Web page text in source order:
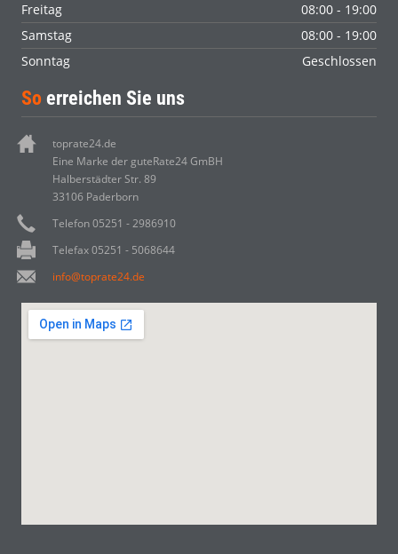
Freitag
08:00 - 19:00
Samstag
08:00 - 19:00
Sonntag
Geschlossen
So erreichen Sie uns
toprate24.de
Eine Marke der guteRate24 GmBH
Halberstädter Str. 89
33106 Paderborn
Telefon 05251 - 2986910
Telefax 05251 - 5068644
info@toprate24.de